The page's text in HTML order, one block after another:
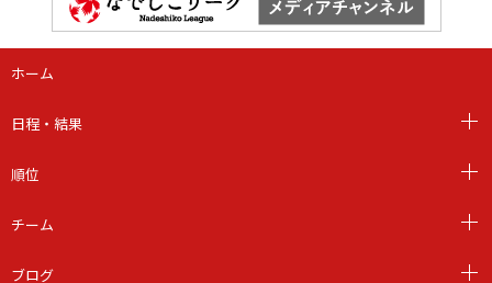
ホーム
日程・結果
順位
チーム
ブログ